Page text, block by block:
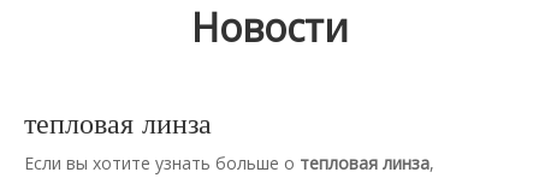
Новости
тепловая линза
Если вы хотите узнать больше о тепловая линза,